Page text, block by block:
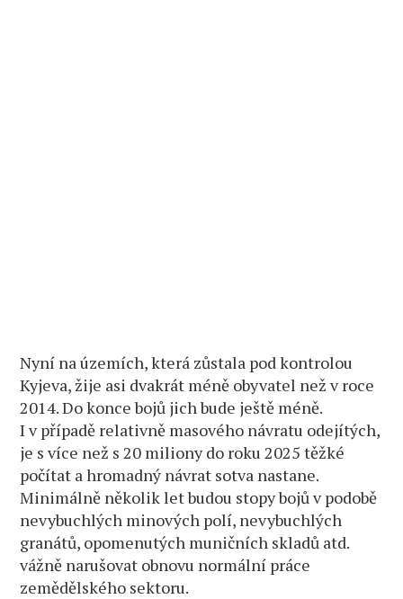
Nyní na územích, která zůstala pod kontrolou
Kyjeva, žije asi dvakrát méně obyvatel než v roce
2014. Do konce bojů jich bude ještě méně.
I v případě relativně masového návratu odejítých,
je s více než s 20 miliony do roku 2025 těžké
počítat a hromadný návrat sotva nastane.
Minimálně několik let budou stopy bojů v podobě
nevybuchlých minových polí, nevybuchlých
granátů, opomenutých muničních skladů atd.
vážně narušovat obnovu normální práce
zemědělského sektoru.